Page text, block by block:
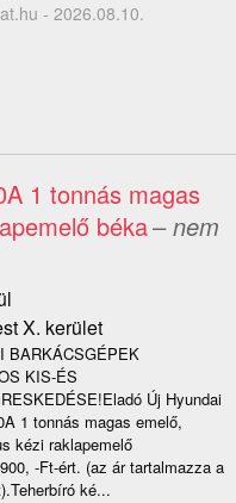
- 2026.08.10.
1 tonnás magas
béka– nem
X. kerület
BARKÁCSGÉPEK
KIS-ÉS
Új Hyundai
1 tonnás magas emelő,
kézi raklapemelő
-Ft-ért. (az ár tartalmazza a
ké...